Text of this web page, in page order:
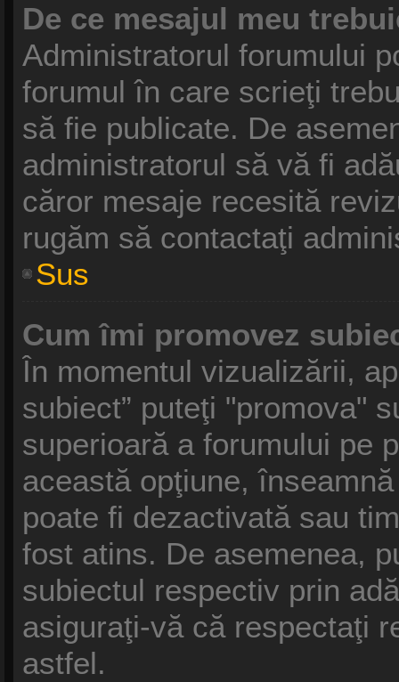
De ce mesajul meu
Administratorul forumului
forumul în care scrieţi
să fie publicate. De
administratorul să vă fi
căror mesaje recesită
rugăm să contactaţi
Sus
Cum îmi promovez
În momentul vizualizării,
subiect” puteţi "promova"
superioară a forumului pe
această opţiune,
poate fi dezactivată sau
fost atins. De asemenea,
subiectul respectiv prin
asiguraţi-vă că respectaţi
astfel.